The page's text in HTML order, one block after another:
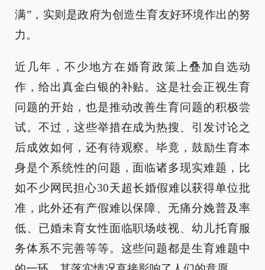
满”，实则是政府为创造生育友好环境作出的努
力。
近几年，不少地方在婚育政策上叠加自选动
作，给出真金白银的补贴。这是社会正视生育
问题的开始，也是推动改善生育问题的积极尝
试。不过，这些举措在成为热搜、引发讨论之
后成效如何，还有待观察。毕竟，鼓励生育本
身是个系统性的问题，面临诸多现实难题，比
如不少网民担心30天超长婚假难以获得单位批
准，此外还有产假难以保障、无痛分娩普及率
低、已婚未育女性面临职场歧视、幼儿托育服
务体系不完善等等。这些问题都是生育难题中